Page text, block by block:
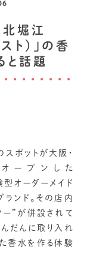
北堀江
ト）」の香
と話題
スポットが大阪・
ープンした
型オーダーメイド
ンド。その店内
ー”が併設されて
だんに取り入れ
香水を作る体験